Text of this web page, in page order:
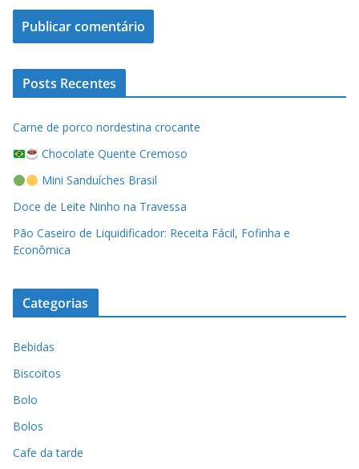
Posts Recentes
Carne de porco nordestina crocante
Chocolate Quente Cremoso
Mini Sanduíches Brasil
Doce de Leite Ninho na Travessa
Pão Caseiro de Liquidificador: Receita Fácil, Fofinha e
Econômica
Categorias
Bebidas
Biscoitos
Bolo
Bolos
Cafe da tarde